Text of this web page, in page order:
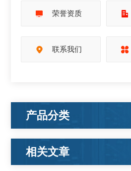
荣誉资质
联系我们
产品分类
相关文章